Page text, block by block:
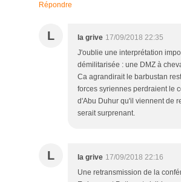
Répondre
L la grive 17/09/2018 22:35
J'oublie une interprétation
démilitarisée : une DMZ à
Ca agrandirait le barbustan
forces syriennes perdraient le
d'Abu Duhur qu'il viennent de
serait surprenant.
L la grive 17/09/2018 22:16
Une retransmission de la